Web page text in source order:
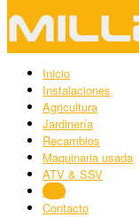
Inicio
Instalaciones
Agricultura
Jardinería
Recambios
Maquinaria usada
ATV & SSV
Blog
Contacto